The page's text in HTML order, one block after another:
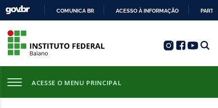
COMUNICA BR ACESSO À INFORMAÇÃO
ACESSE O MENU PRINCIPAL